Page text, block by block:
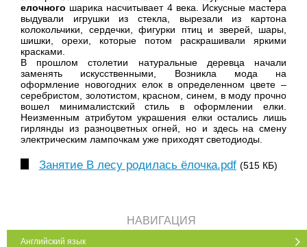
елочного шарика насчитывает 4 века. Искусные мастера
выдували игрушки из стекла, вырезали из картона
колокольчики, сердечки, фигурки птиц и зверей, шары,
шишки, орехи, которые потом раскрашивали яркими
красками.
В прошлом столетии натуральные деревца начали
заменять искусственными, Возникла мода на
оформление новогодних елок в определенном цвете –
серебристом, золотистом, красном, синем, в моду прочно
вошел минималистский стиль в оформлении елки.
Неизменным атрибутом украшения елки остались лишь
гирлянды из разноцветных огней, но и здесь на смену
электрическим лампочкам уже приходят светодиоды.
Занятие В лесу родилась ёлочка.pdf (515 КБ)
НАВИГАЦИЯ
Английский язык